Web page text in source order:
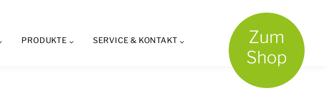
PRODUKTE SERVICE & KONTAKT
Zum
Shop